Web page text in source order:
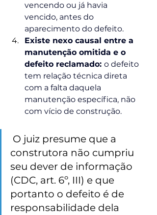
vencendo ou já havia
vencido, antes do
aparecimento do defeito.
Existe nexo causal entre a
manutenção omitida e o
defeito reclamado: o defeito
tem relação técnica direta
com a falta daquela
manutenção específica, não
com vício de construção.
construtora não cumpriu
seu dever de informação
(CDC, art. 6º, III) e que
portanto o defeito é de
responsabilidade dela